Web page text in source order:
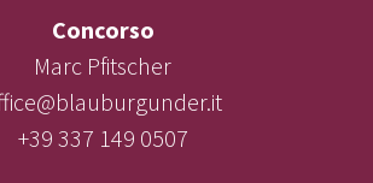
Concorso
Marc Pfitscher
+39 337 149 0507